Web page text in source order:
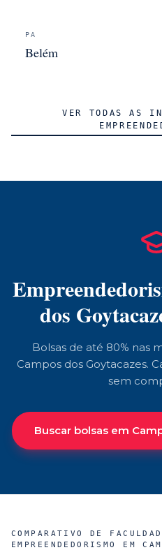
PA
Belém
VER TODAS AS
dos
Bolsas de até 80% nas
Campos dos Goytacazes.
sem
Buscar bolsas em
COMPARATIVO DE
EMPREENDEDORISMO EM